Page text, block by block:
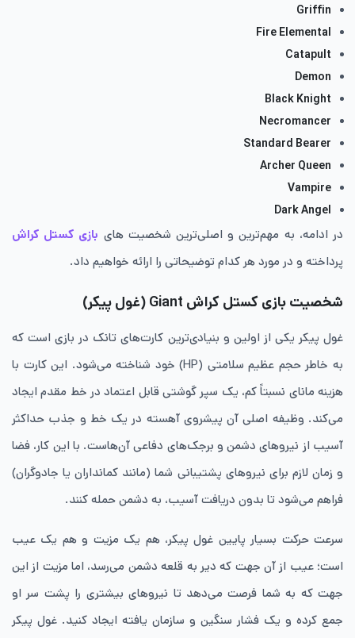
Griffin
Fire Elemental
Catapult
Demon
Black Knight
Necromancer
Standard Bearer
Archer Queen
Vampire
Dark Angel
در ادامه، به مهم‌ترین و اصلی‌ترین شخصیت های بازی کستل کراش
پرداخته و در مورد هر کدام توضیحاتی را ارائه خواهیم داد.
شخصیت بازی کستل کراش Giant (غول پیکر)
غول پیکر یکی از اولین و بنیادی‌ترین کارت‌های تانک در بازی است که
به خاطر حجم عظیم سلامتی (HP) خود شناخته می‌شود. این کارت با
هزینه مانای نسبتاً کم، یک سپر گوشتی قابل اعتماد در خط مقدم ایجاد
می‌کند. وظیفه اصلی آن پیشروی آهسته در یک خط و جذب حداکثر
آسیب از نیروهای دشمن و برجک‌های دفاعی آن‌هاست. با این کار، فضا
و زمان لازم برای نیروهای پشتیبانی شما (مانند کمانداران یا جادوگران)
فراهم می‌شود تا بدون دریافت آسیب، به دشمن حمله کنند.
سرعت حرکت بسیار پایین غول پیکر، هم یک مزیت و هم یک عیب
است؛ عیب از آن جهت که دیر به قلعه دشمن می‌رسد، اما مزیت از این
جهت که به شما فرصت می‌دهد تا نیروهای بیشتری را پشت سر او
جمع کرده و یک فشار سنگین و سازمان‌ یافته ایجاد کنید. غول پیکر